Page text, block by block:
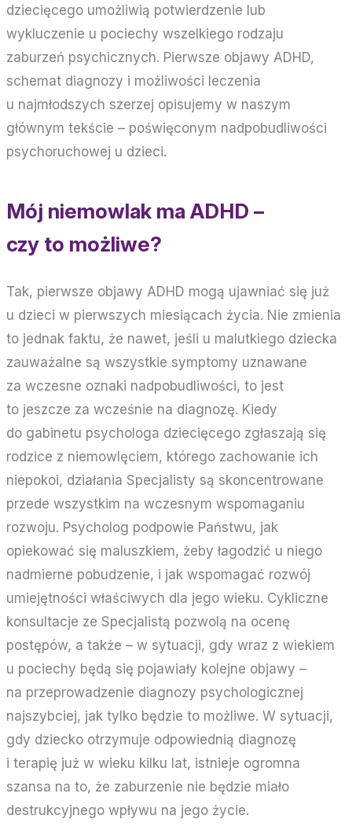
dziecięcego umożliwią potwierdzenie lub
wykluczenie u pociechy wszelkiego rodzaju
zaburzeń psychicznych. Pierwsze objawy ADHD,
schemat diagnozy i możliwości leczenia
u najmłodszych szerzej opisujemy w naszym
głównym tekście – poświęconym nadpobudliwości
psychoruchowej u dzieci.
Mój niemowlak ma ADHD –
czy to możliwe?
Tak, pierwsze objawy ADHD mogą ujawniać się już
u dzieci w pierwszych miesiącach życia. Nie zmienia
to jednak faktu, że nawet, jeśli u malutkiego dziecka
zauważalne są wszystkie symptomy uznawane
za wczesne oznaki nadpobudliwości, to jest
to jeszcze za wcześnie na diagnozę. Kiedy
do gabinetu psychologa dziecięcego zgłaszają się
rodzice z niemowlęciem, którego zachowanie ich
niepokoi, działania Specjalisty są skoncentrowane
przede wszystkim na wczesnym wspomaganiu
rozwoju. Psycholog podpowie Państwu, jak
opiekować się maluszkiem, żeby łagodzić u niego
nadmierne pobudzenie, i jak wspomagać rozwój
umiejętności właściwych dla jego wieku. Cykliczne
konsultacje ze Specjalistą pozwolą na ocenę
postępów, a także – w sytuacji, gdy wraz z wiekiem
u pociechy będą się pojawiały kolejne objawy –
na przeprowadzenie diagnozy psychologicznej
najszybciej, jak tylko będzie to możliwe. W sytuacji,
gdy dziecko otrzymuje odpowiednią diagnozę
i terapię już w wieku kilku lat, istnieje ogromna
szansa na to, że zaburzenie nie będzie miało
destrukcyjnego wpływu na jego życie.